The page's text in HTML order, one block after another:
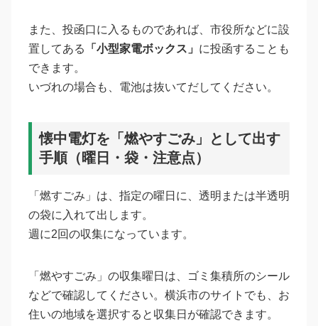
また、投函口に入るものであれば、市役所などに設
置してある
「小型家電ボックス」 に投函することも
できます。
いづれの場合も、電池は抜いてだしてください。
懐中電灯を「燃やすごみ」として出す
手順（曜日・袋・注意点）
「燃すごみ」は、指定の曜日に、透明または半透明
の袋に入れて出します。
週に2回の収集になっています。
「燃やすごみ」の収集曜日は、ゴミ集積所のシール
などで確認してください。横浜市のサイトでも、お
住いの地域を選択すると収集日が確認できます。